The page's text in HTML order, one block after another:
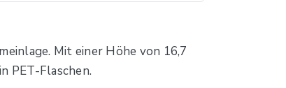
Mit einer Höhe von 16,7
PET-Flaschen.